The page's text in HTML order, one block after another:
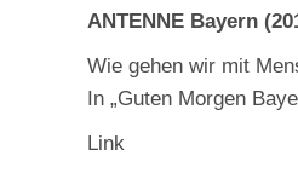
ANTENNE Bayern
Wie gehen wir mit
In „Guten Morgen
Link